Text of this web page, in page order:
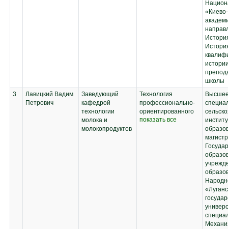
школы
3
Лавицкий Вадим
Петрович
Заведующий
кафедрой
технологии
молока и
молокопродуктов
Технология
профессионально-
ориентированного
обучения;
показать все